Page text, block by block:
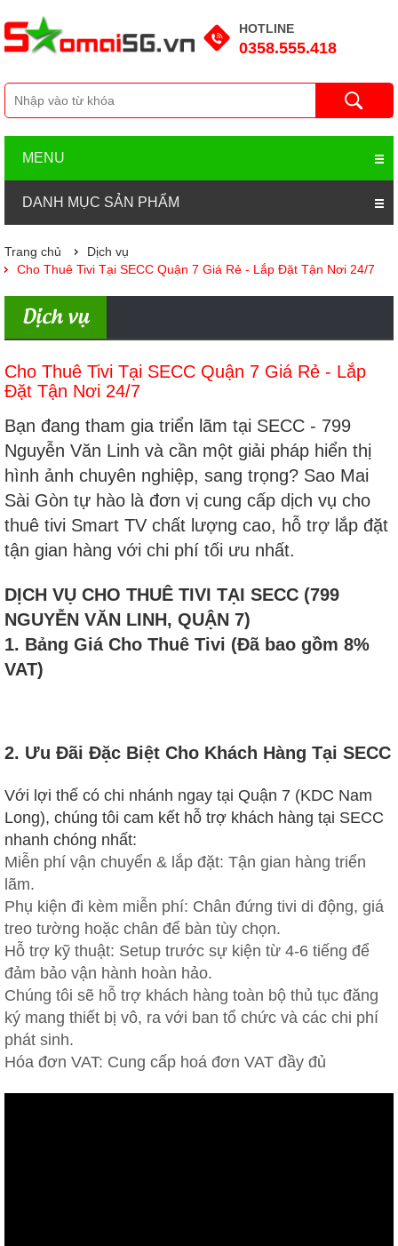
HOTLINE
0358.555.418
MENU
DANH MỤC SẢN PHẨM
Trang chủ
Dịch vụ
Cho Thuê Tivi Tại SECC Quận 7 Giá Rẻ - Lắp Đặt Tận Nơi 24/7
Dịch vụ
Cho Thuê Tivi Tại SECC Quận 7 Giá Rẻ - Lắp
Đặt Tận Nơi 24/7
Bạn đang tham gia triển lãm tại SECC - 799
Nguyễn Văn Linh và cần một giải pháp hiển thị
hình ảnh chuyên nghiệp, sang trọng? Sao Mai
Sài Gòn tự hào là đơn vị cung cấp dịch vụ cho
thuê tivi Smart TV chất lượng cao, hỗ trợ lắp đặt
tận gian hàng với chi phí tối ưu nhất.
DỊCH VỤ CHO THUÊ TIVI TẠI SECC (799
NGUYỄN VĂN LINH, QUẬN 7)
1. Bảng Giá Cho Thuê Tivi (Đã bao gồm 8%
VAT)
2. Ưu Đãi Đặc Biệt Cho Khách Hàng Tại SECC
Với lợi thế có chi nhánh ngay tại Quận 7 (KDC Nam
Long), chúng tôi cam kết hỗ trợ khách hàng tại SECC
nhanh chóng nhất:
Miễn phí vận chuyển & lắp đặt: Tận gian hàng triển
lãm.
Phụ kiện đi kèm miễn phí: Chân đứng tivi di động, giá
treo tường hoặc chân để bàn tùy chọn.
Hỗ trợ kỹ thuật: Setup trước sự kiện từ 4-6 tiếng để
đảm bảo vận hành hoàn hảo.
Chúng tôi sẽ hỗ trợ khách hàng toàn bộ thủ tục đăng
ký mang thiết bị vô, ra với ban tổ chức và các chi phí
phát sinh.
Hóa đơn VAT: Cung cấp hoá đơn VAT đầy đủ